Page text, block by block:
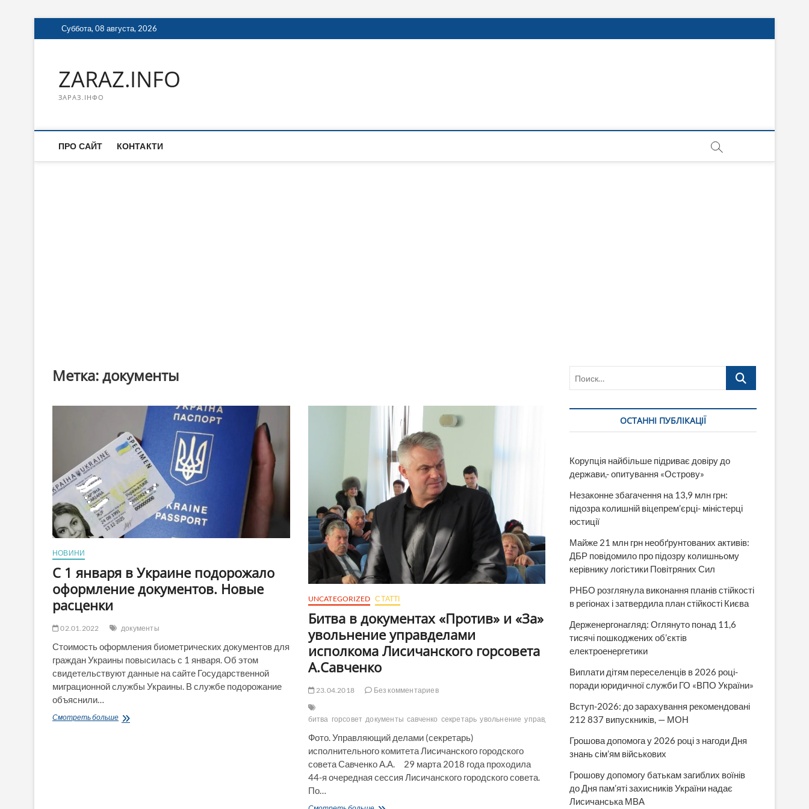
Перейти
к
Суббота, 08 августа, 2026
ZARAZ.INFO
ЗАРАЗ.ІНФО
ПРО САЙТ КОНТАКТИ
Метка:документы
НОВИНИ
С 1 января в Украине подорожало
оформление документов. Новые
расценки
02.01.2022 документы
Стоимость оформления биометрических документов для
граждан Украины повысилась с 1 января. Об этом
свидетельствуют данные на сайте Государственной
миграционной службы Украины. В службе подорожание
объяснили…
Смотреть большеС
UNCATEGORIZED СТАТТІ
Битва в документах «Против» и «За»
увольнение управделами
исполкома Лисичанского горсовета
А.Савченко
23.04.2018 Без комментариев
битва горсовет документы савченко секретарь увольнение управделами
Фото. Управляющий делами (секретарь)
исполнительного комитета Лисичанского городского
совета Савченко А.А. 29 марта 2018 года проходила
44-я очередная сессия Лисичанского городского совета.
По…
Поиск…
ОСТАННІ ПУБЛІКАЦІЇ
Корупція найбільше підриває довіру до
держави,- опитування «Острову»
Незаконне збагачення на 13,9 млн грн:
підозра колишній віцепрем’єрці- міністерці
юстиції
Майже 21 млн грн необґрунтованих активів:
ДБР повідомило про підозру колишньому
керівнику логістики Повітряних Сил
РНБО розглянула виконання планів стійкості
в регіонах і затвердила план стійкості Києва
Держенергонагляд: Оглянуто понад 11,6
тисячі пошкоджених об’єктів
електроенергетики
Виплати дітям переселенців в 2026 році-
поради юридичної служби ГО «ВПО України»
Вступ-2026: до зарахування рекомендовані
212 837 випускників, — МОН
Грошова допомога у 2026 році з нагоди Дня
знань сім’ям військових
Грошову допомогу батькам загиблих воїнів
до Дня пам’яті захисників України надає
Лисичанська МВА